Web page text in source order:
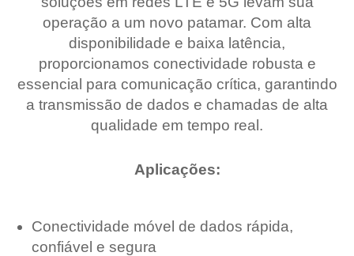
operação a um novo patamar. Com alta
disponibilidade e baixa latência,
proporcionamos conectividade robusta e
essencial para comunicação crítica, garantindo
a transmissão de dados e chamadas de alta
qualidade em tempo real.
Aplicações:
Conectividade móvel de dados rápida,
confiável e segura